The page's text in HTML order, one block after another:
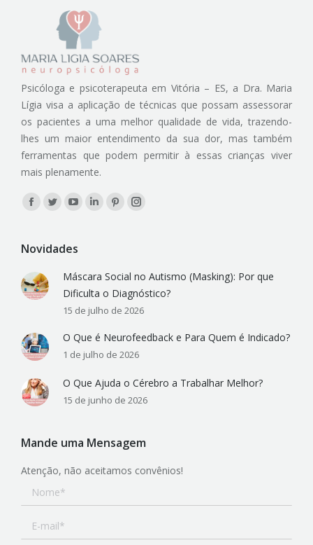
Psicóloga e psicoterapeuta em Vitória – ES, a Dra. Maria
Lígia visa a aplicação de técnicas que possam assessorar
os pacientes a uma melhor qualidade de vida, trazendo-
lhes um maior entendimento da sua dor, mas também
ferramentas que podem permitir à essas crianças viver
mais plenamente.
Encontre-nos em:
Facebook
TwitterYouTubeLinkedinPinterestInstagram
Novidades
Máscara Social no Autismo (Masking): Por que
Dificulta o Diagnóstico?
15 de julho de 2026
O Que é Neurofeedback e Para Quem é Indicado?
1 de julho de 2026
O Que Ajuda o Cérebro a Trabalhar Melhor?
15 de junho de 2026
Mande uma Mensagem
Atenção, não aceitamos convênios!